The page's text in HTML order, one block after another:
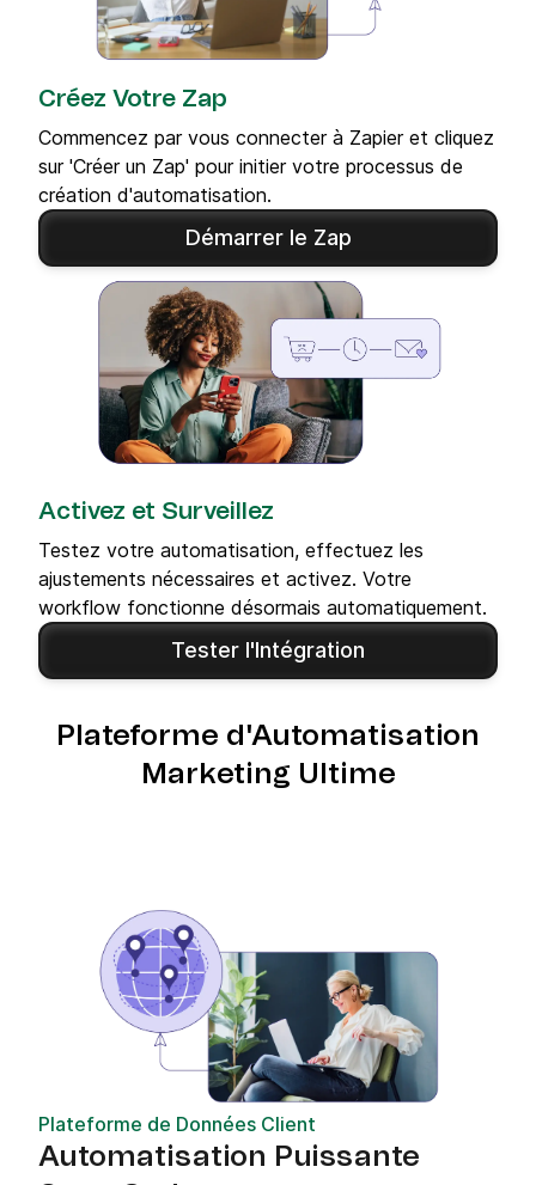
Créez Votre Zap
Commencez par vous connecter à Zapier et cliquez
sur 'Créer un Zap' pour initier votre processus de
création d'automatisation.
Démarrer le Zap
Activez et Surveillez
Testez votre automatisation, effectuez les
ajustements nécessaires et activez. Votre
workflow fonctionne désormais automatiquement.
Tester l'Intégration
Plateforme d'Automatisation
Marketing Ultime
Plateforme de Données Client
Automatisation Puissante